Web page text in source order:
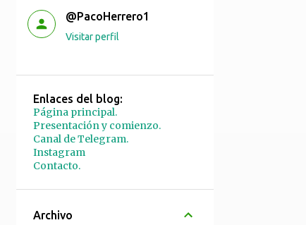
@PacoHerrero1
Visitar perfil
Enlaces del blog:
Página principal.
Presentación y comienzo.
Canal de Telegram.
Instagram
Contacto.
Archivo